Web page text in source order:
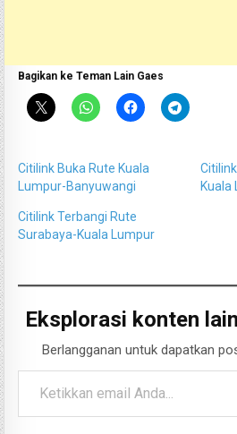
Bagikan ke Teman Lain Gaes
Citilink Buka Rute Kuala
Lumpur-Banyuwangi
Kuala
Citilink Terbangi Rute
Surabaya-Kuala Lumpur
Eksplorasi konten
Berlangganan untuk dapatkan
Ketikkan email Anda...